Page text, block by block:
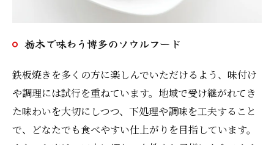
栃木で味わう博多のソウルフード
鉄板焼きを多くの方に楽しんでいただけるよう、味付け
や調理には試行を重ねています。地域で受け継がれてき
た味わいを大切にしつつ、下処理や調味を工夫すること
で、どなたでも食べやすい仕上がりを目指しています。